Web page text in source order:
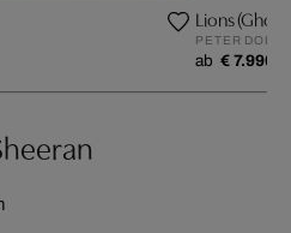
Lions (Ghost)
PETER DOIG
ab € 7.990